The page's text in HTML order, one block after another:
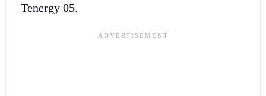
Tenergy 05.